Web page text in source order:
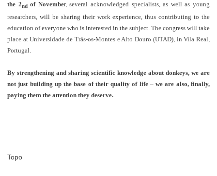
the 2ndof November, several acknowledged specialists, as well as young
researchers, will be sharing their work experience, thus contributing to the
education of everyone who is interested in the subject. The congress will take
place at Universidade de Trás-os-Montes e Alto Douro (UTAD), in Vila Real,
Portugal.
By strengthening and sharing scientific knowledge about donkeys, we are
not just building up the base of their quality of life – we are also, finally,
paying them the attention they deserve.
Topo